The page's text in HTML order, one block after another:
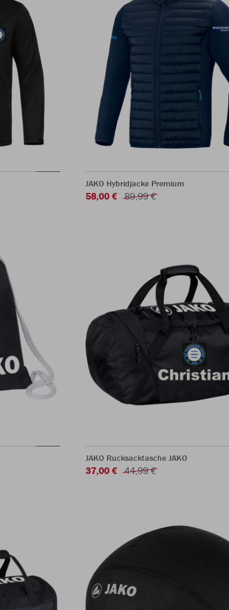
JAKO Hybridjacke Premium
58,00 € 89,99 €
JAKO Rucksacktasche JAKO
37,00 € 44,99 €